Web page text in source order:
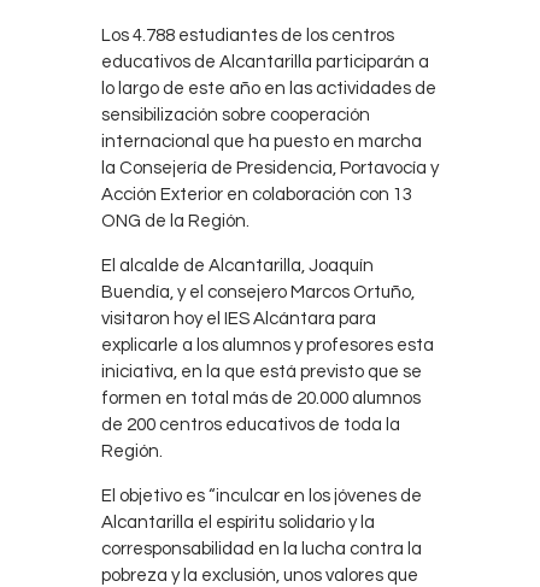
Los 4.788 estudiantes de los centros
educativos de Alcantarilla participarán a
lo largo de este año en las actividades de
sensibilización sobre cooperación
internacional que ha puesto en marcha
la Consejería de Presidencia, Portavocía y
Acción Exterior en colaboración con 13
ONG de la Región.
El alcalde de Alcantarilla, Joaquín
Buendía, y el consejero Marcos Ortuño,
visitaron hoy el IES Alcántara para
explicarle a los alumnos y profesores esta
iniciativa, en la que está previsto que se
formen en total más de 20.000 alumnos
de 200 centros educativos de toda la
Región.
El objetivo es “inculcar en los jóvenes de
Alcantarilla el espíritu solidario y la
corresponsabilidad en la lucha contra la
pobreza y la exclusión, unos valores que